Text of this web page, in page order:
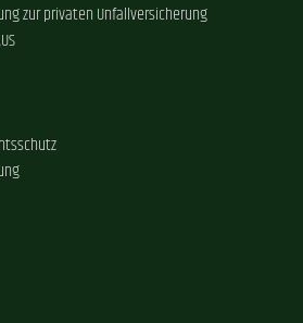
zur privaten Unfallversicherung